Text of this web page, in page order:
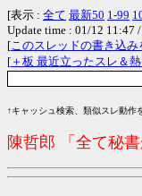
[表示 : 全て 最新50 1-99
Update time : 01/12 11:47
[このスレッドの書き込み
[ ＋板 最近立ったスレ＆
↑キャッシュ検索、類似スレ動作
陳哲郎 「全て秘